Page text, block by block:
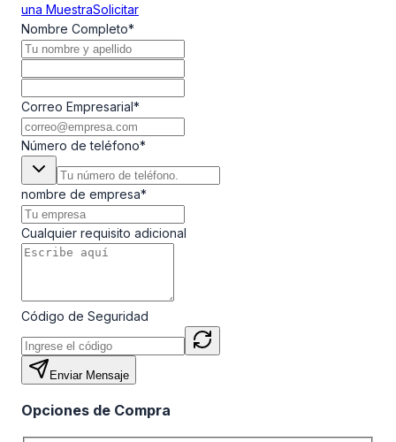
una MuestraSolicitar
Nombre Completo*
Correo Empresarial*
Número de teléfono*
nombre de empresa*
Cualquier requisito adicional
Código de Seguridad
Enviar Mensaje
Opciones de Compra